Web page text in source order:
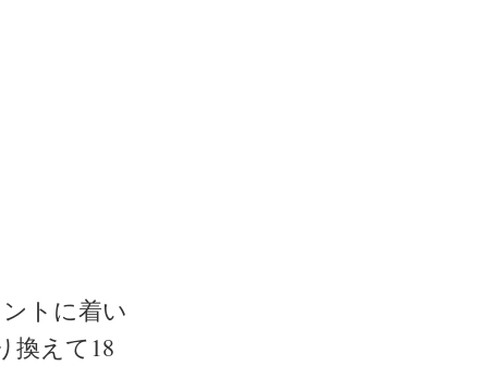
トに着い
換えて18